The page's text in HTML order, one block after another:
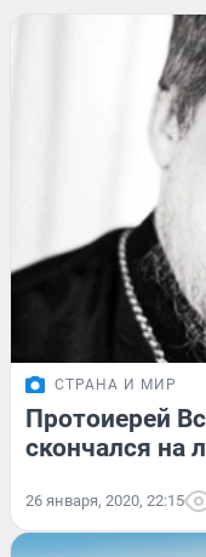
СТРАНА И МИР
Протоиерей
скончался на
26 января, 2020, 22:15